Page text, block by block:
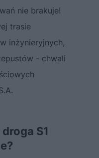
nie brakuje!
trasie
inżynieryjnych,
- chwali
S1